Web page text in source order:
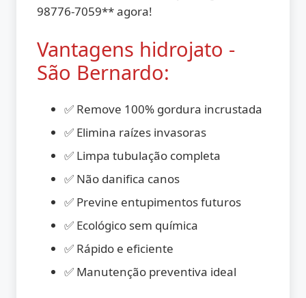
98776-7059** agora!
Vantagens hidrojato -
São Bernardo:
✅ Remove 100% gordura incrustada
✅ Elimina raízes invasoras
✅ Limpa tubulação completa
✅ Não danifica canos
✅ Previne entupimentos futuros
✅ Ecológico sem química
✅ Rápido e eficiente
✅ Manutenção preventiva ideal